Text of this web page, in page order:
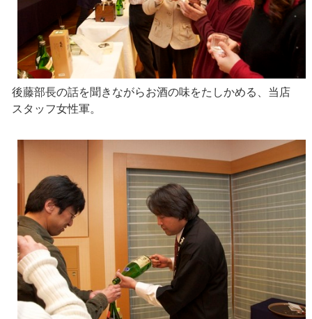
後藤部長の話を聞きながらお酒の味をたしかめる、当店
スタッフ女性軍。